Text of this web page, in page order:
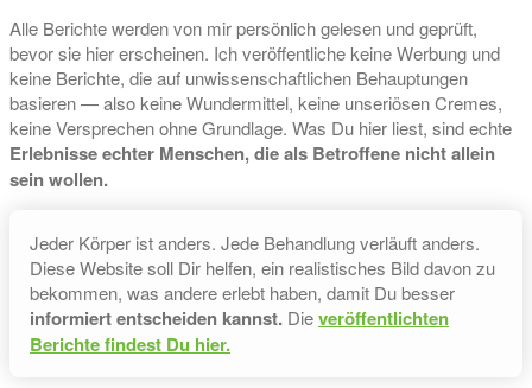
Alle Berichte werden von mir persönlich gelesen und geprüft,
bevor sie hier erscheinen. Ich veröffentliche keine Werbung und
keine Berichte, die auf unwissenschaftlichen Behauptungen
basieren — also keine Wundermittel, keine unseriösen Cremes,
keine Versprechen ohne Grundlage. Was Du hier liest, sind echte
Erlebnisse echter Menschen, die als Betroffene nicht allein
sein wollen.
Jeder Körper ist anders. Jede Behandlung verläuft anders.
Diese Website soll Dir helfen, ein realistisches Bild davon zu
bekommen, was andere erlebt haben, damit Du besser
informiert entscheiden kannst. Dieveröffentlichten
Berichte findest Du hier.